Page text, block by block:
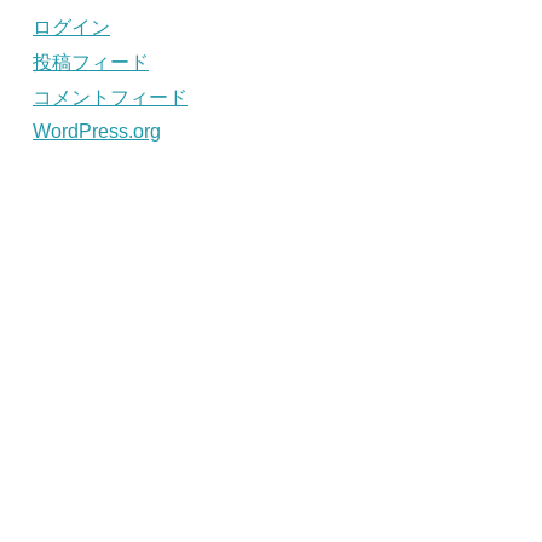
ログイン
投稿フィード
コメントフィード
WordPress.org